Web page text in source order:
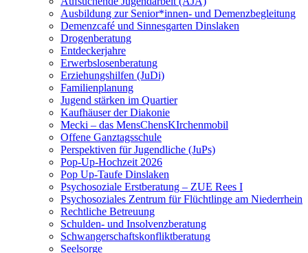
Ausbildung zur Senior*innen- und Demenzbegleitung
Demenzcafé und Sinnesgarten Dinslaken
Drogenberatung
Entdeckerjahre
Erwerbslosenberatung
Erziehungshilfen (JuDi)
Familienplanung
Jugend stärken im Quartier
Kaufhäuser der Diakonie
Mecki – das MensChensKIrchenmobil
Offene Ganztagsschule
Perspektiven für Jugendliche (JuPs)
Pop-Up-Hochzeit 2026
Pop Up-Taufe Dinslaken
Psychosoziale Erstberatung – ZUE Rees I
Psychosoziales Zentrum für Flüchtlinge am Niederrhein
Rechtliche Betreuung
Schulden- und Insolvenzberatung
Schwangerschaftskonfliktberatung
Seelsorge